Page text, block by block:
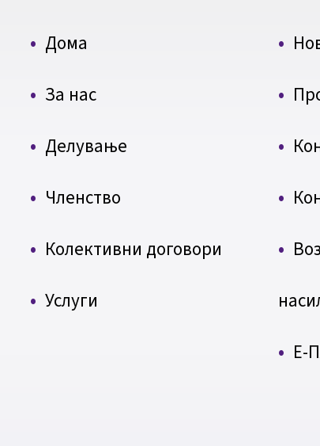
Дома
За нас
Делување
Членство
Колективни договори
Услуги
Е-